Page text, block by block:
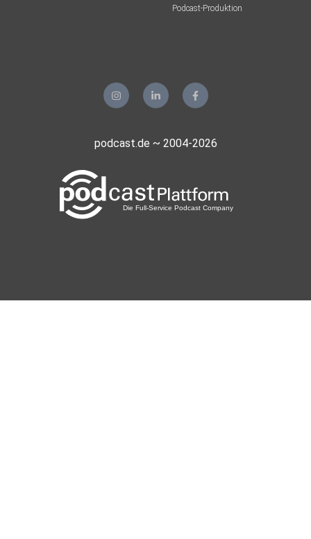
Podcast-Produktion
podcast.de ~ 2004-2026